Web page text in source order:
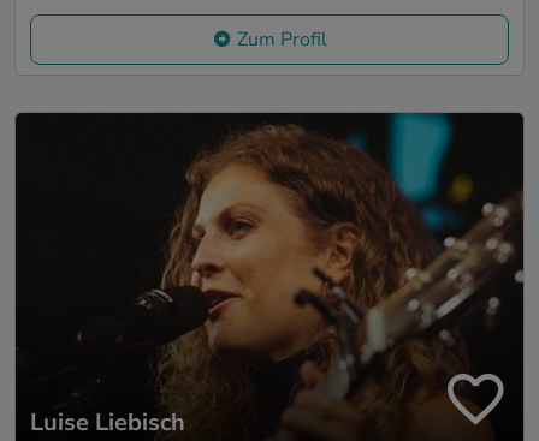
Zum Profil
Luise Liebisch